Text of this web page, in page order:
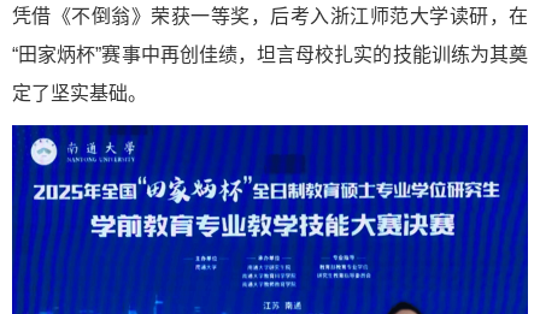
凭借《不倒翁》荣获一等奖，后考入浙江师范大学读研，在
“田家炳杯”赛事中再创佳绩，坦言母校扎实的技能训练为其奠
定了坚实基础。